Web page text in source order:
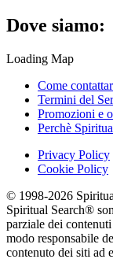
Dove siamo:
Loading Map
Come
Termini del
Promozioni e
Perchè
Privacy Policy
Cookie Policy
© 1998-2026
Spiritual Search®
parziale dei
modo responsabile
contenuto dei siti ad